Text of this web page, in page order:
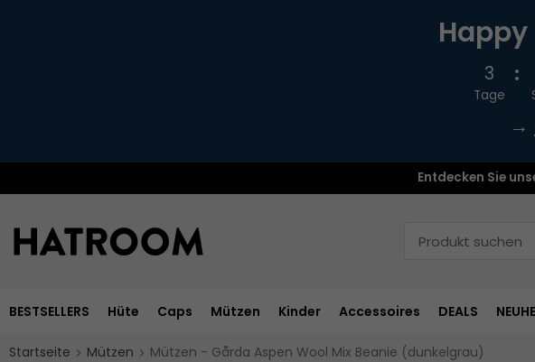
Happy
3
Tage
→
Entdecken Sie
BESTSELLERS Hüte Caps Mützen Kinder Accessoires DEALS
Startseite Mützen Mützen - Gårda Aspen Wool Mix Beanie (dunkelgrau)